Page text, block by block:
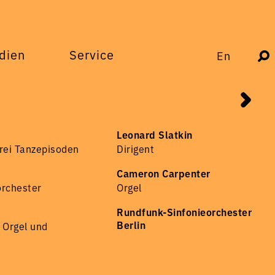
Service En
Tanzepisoden
und
Leonard Slatkin
Dirigent
Cameron Carpenter
Orgel
Rundfunk-Sinfonieorchester
Berlin